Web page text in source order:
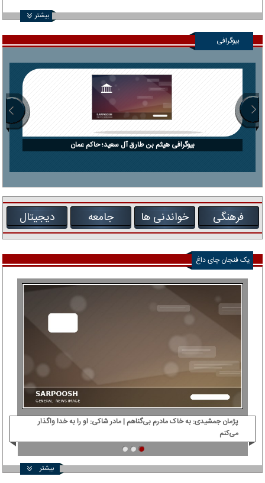
بیشتر
بیوگرافی
بیوگرافی هیثم بن طارق آل سعید؛ حاکم عمان
فرهنگی خواندنی ها جامعه دیجیتال
یک فنجان چای داغ
پژمان جمشیدی: ‌به خاک مادرم بی‌گناهم | مادر شاکی: او را به خدا واگذار
می‌کنم
بیشتر